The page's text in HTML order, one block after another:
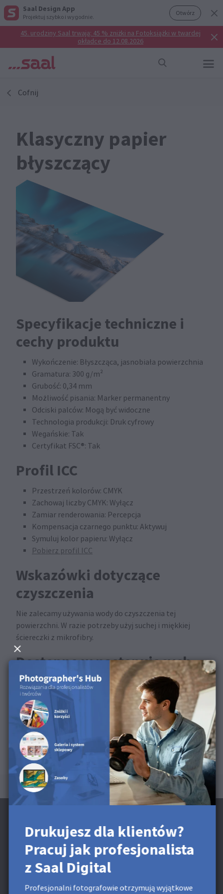
Saal Design App
Projektuj szybko i wygodnie. Otwórz
45. urodziny Saal trwają: 45 % zniżki na Fotoksiążki w twardej
okładce do 12.08.2026
Cofnij
Klasyczny papier
błyszczący
Specyfikacje techniczne i
cechy produktu
Wykończenie: Błyszcząca, jasnobiała powierzchnia
Gramatura: 300 g/m²
Grubość: 0,34 mm
Możliwość pisania: Marker permanentny
Odciski palców: Mogą być widoczne
Technologia produkcji: Druk cyfrowy
Wegańskie: Tak
Certyfikat FSC®: Tak
Profil ICC
Przestrzeń kolorów: CMYK
Zachowaj liczby CMYK: Wyłącz
Zamiar renderowania: Percepcja
Kompensacja czarnego punktu: Aktywuj
Symuluj kolor papieru: Wyłącz
Pobierz profil ICC
Wskazówki dotyczące
czyszczenia
Nie zalecamy używania wody do czyszczenia tej
powierzchni. W razie potrzeby użyj suchej i miękkiej
ściereczki z mikrofibry.
Dostępne w następujących
produktach
Ta powierzchnia jest dostępna dla Pocztówek i Odbitek
Retro błyszczących.
Drukujesz dla klientów?
Pracuj jak profesjonalista
z Saal Digital
Profesjonalni fotografowie otrzymują wyjątkowe
Zapisz się na Newsletter i otrzymaj 25 zł
Rabat**
Korzystaj z wyjątkowych zniżek i porad projektowych.